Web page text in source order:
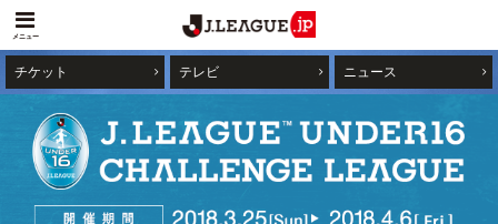
メニュー
チケット テレビ ニュース